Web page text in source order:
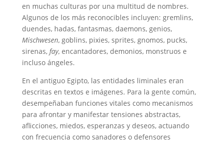
en muchas culturas por una multitud de nombres.
Algunos de los más reconocibles incluyen: gremlins,
duendes, hadas, fantasmas, daemons, genios,
Mischwesen, goblins, pixies, sprites, gnomos, pucks,
sirenas, fay, encantadores, demonios, monstruos e
incluso ángeles.
En el antiguo Egipto, las entidades liminales eran
descritas en textos e imágenes. Para la gente común,
desempeñaban funciones vitales como mecanismos
para afrontar y manifestar tensiones abstractas,
aflicciones, miedos, esperanzas y deseos, actuando
con frecuencia como sanadores o defensores